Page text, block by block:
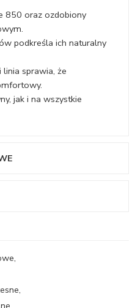
850 oraz ozdobiony
podkreśla ich naturalny
linia sprawia, że
jak i na wszystkie
,
,